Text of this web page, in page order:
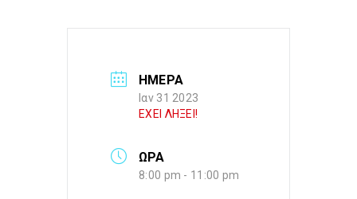
ΗΜΕΡΑ
Ιαν 31 2023
ΕΧΕΙ ΛΗΞΕΙ!
ΩΡΑ
8:00 pm - 11:00 pm